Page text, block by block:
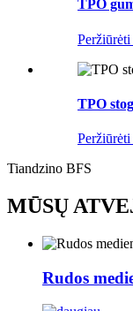
TPO
Peržiūrėti
TPO
Peržiūrėti
Tiandzino BFS
MŪSŲ
Rudos